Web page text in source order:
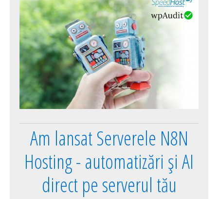
Am lansat Serverele N8N
Hosting - automatizări și AI
direct pe serverul tău